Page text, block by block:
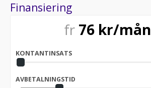
Finansiering
fr 76kr/mån
KONTANTINSATS
AVBETALNINGSTID